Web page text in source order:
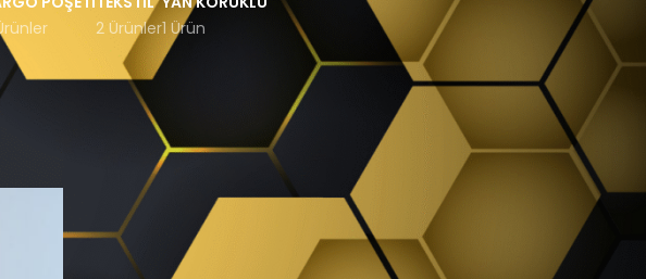
2 Ürünler1 Ürün
2 sonucun tümü gösteriliyor